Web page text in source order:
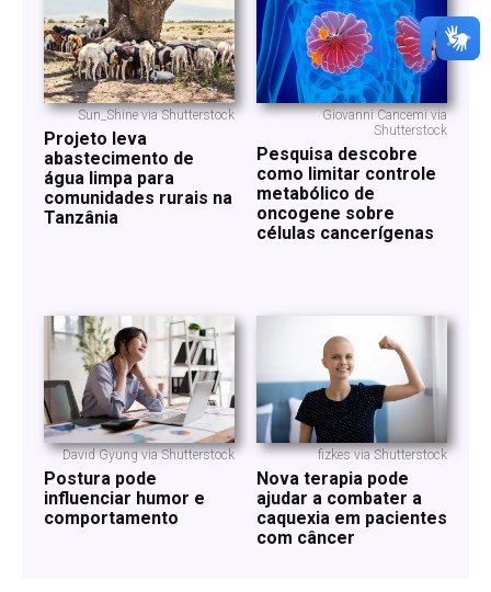
Sun_Shine via Shutterstock
Projeto leva
abastecimento de
água limpa para
comunidades rurais na
Tanzânia
Giovanni Cancemi via
Shutterstock
Pesquisa descobre
como limitar controle
metabólico de
oncogene sobre
células cancerígenas
David Gyung via Shutterstock
Postura pode
influenciar humor e
comportamento
fizkes via Shutterstock
Nova terapia pode
ajudar a combater a
caquexia em pacientes
com câncer